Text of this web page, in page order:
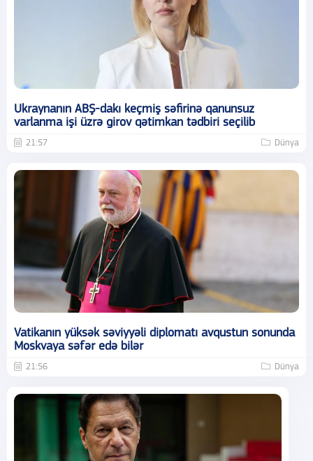
Ukraynanın ABŞ-dakı keçmiş səfirinə qanunsuz
varlanma işi üzrə girov qətimkan tədbiri seçilib
21:57 Dünya
Vatikanın yüksək səviyyəli diplomatı avqustun sonunda
Moskvaya səfər edə bilər
21:56 Dünya